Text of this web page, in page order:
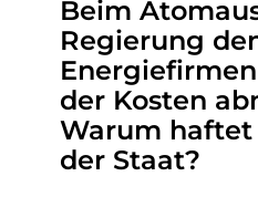
Beim
Regierung
der Kosten
Warum
der Staat?